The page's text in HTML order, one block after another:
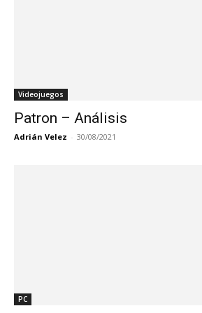
Videojuegos
Patron – Análisis
Adrián Velez - 30/08/2021
PC